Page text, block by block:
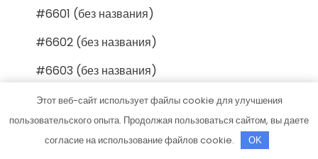
#6601 (без названия)
#6602 (без названия)
#6603 (без названия)
#6604 (без названия)
#6605 (без названия)
Этот веб-сайт использует файлы cookie для улучшения
пользовательского опыта. Продолжая пользоваться сайтом, вы даете
согласие на использование файлов cookie.
OK